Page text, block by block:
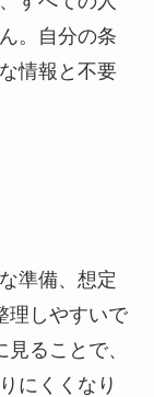
。
自分の条
情報と不要
準備、想定
理しやすいで
ることで、
にくくなり